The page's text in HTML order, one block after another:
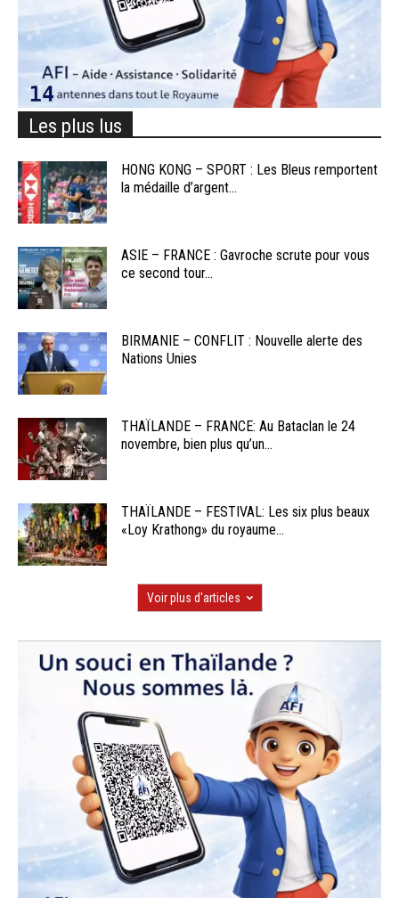
Les plus lus
HONG KONG – SPORT : Les Bleus remportent
la médaille d’argent...
ASIE – FRANCE : Gavroche scrute pour vous
ce second tour...
BIRMANIE – CONFLIT : Nouvelle alerte des
Nations Unies
THAÏLANDE – FRANCE: Au Bataclan le 24
novembre, bien plus qu’un...
THAÏLANDE – FESTIVAL: Les six plus beaux
«Loy Krathong» du royaume...
Voir plus d'articles